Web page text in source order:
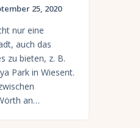
25, 2020
nur eine
auch das
zu bieten, z. B.
Park in Wiesent.
an…